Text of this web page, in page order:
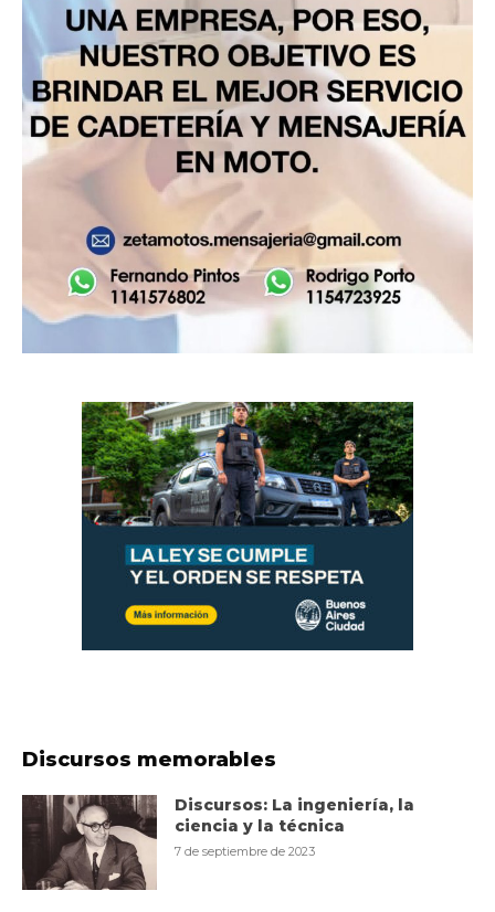
Discursos memorables
Discursos: La ingeniería, la
ciencia y la técnica
7 de septiembre de 2023